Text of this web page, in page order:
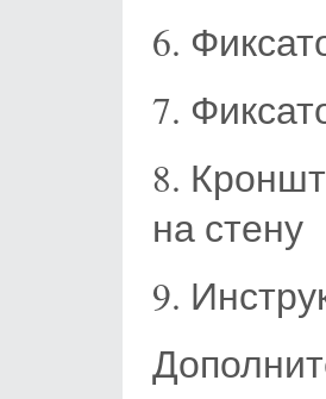
6.
7.
8.
на стену
9.